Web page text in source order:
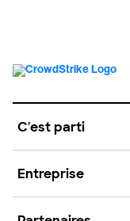
C'est parti
Entreprise